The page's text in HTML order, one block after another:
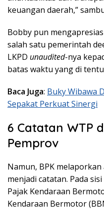
keuangan daerah,”
Bobby pun
salah satu pemerintah
LKPD unaudited-nya
batas waktu yang di
Baca Juga: Buky Wibawa
Sepakat Perkuat Sinergi
6 Catatan WTP
Pemprov
Namun, BPK
menjadi catatan. Pada
Pajak Kendaraan
Kendaraan Bermotor